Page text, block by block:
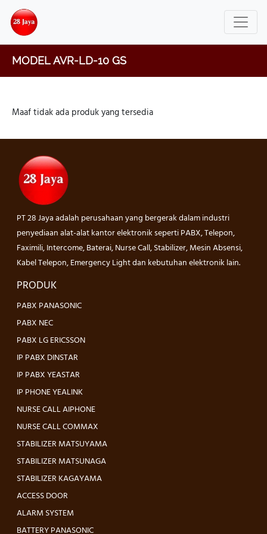
MODEL AVR-LD-10 GS
Maaf tidak ada produk yang tersedia
PT 28 Jaya adalah perusahaan yang bergerak dalam industri
penyediaan alat-alat kantor elektronik seperti PABX, Telepon,
Faximili, Intercome, Baterai, Nurse Call, Stabilizer, Mesin Absensi,
Kabel Telepon, Emergency Light dan kebutuhan elektronik lain.
PRODUK
PABX PANASONIC
PABX NEC
PABX LG ERICSSON
IP PABX DINSTAR
IP PABX YEASTAR
IP PHONE YEALINK
NURSE CALL AIPHONE
NURSE CALL COMMAX
STABILIZER MATSUYAMA
STABILIZER MATSUNAGA
STABILIZER KAGAYAMA
ACCESS DOOR
ALARM SYSTEM
BATTERY PANASONIC